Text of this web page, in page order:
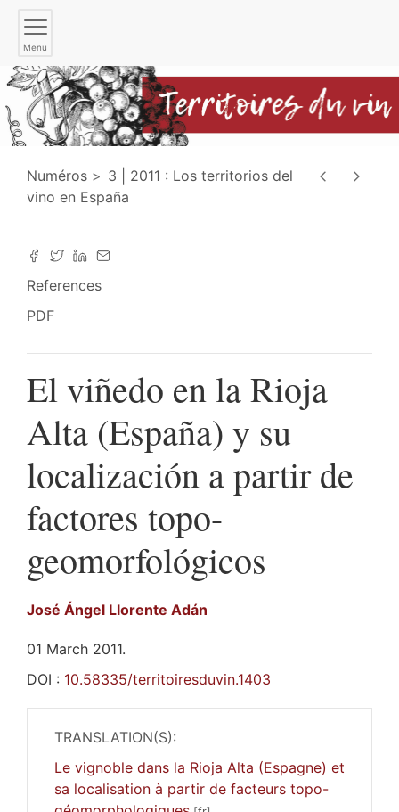
Menu
Numéros
3 | 2011 : Los territorios del
vino en España
References
PDF
El viñedo en la Rioja
Alta (España) y su
localización a partir de
factores topo-
geomorfológicos
José Ángel Llorente Adán
01 March 2011.
DOI : 10.58335/territoiresduvin.1403
TRANSLATION(S):
Le vignoble dans la Rioja Alta (Espagne) et
sa localisation à partir de facteurs topo-